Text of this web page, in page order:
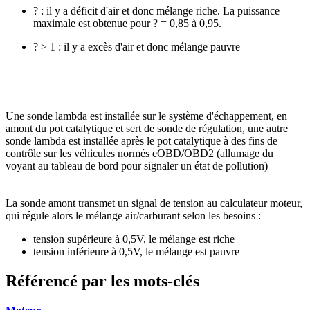
? : il y a déficit d'air et donc mélange riche. La puissance
maximale est obtenue pour ? = 0,85 à 0,95.
? > 1 : il y a excès d'air et donc mélange pauvre
Une sonde lambda est installée sur le système d'échappement, en
amont du pot catalytique et sert de sonde de régulation, une autre
sonde lambda est installée après le pot catalytique à des fins de
contrôle sur les véhicules normés eOBD/OBD2 (allumage du
voyant au tableau de bord pour signaler un état de pollution)
La sonde amont transmet un signal de tension au calculateur moteur,
qui régule alors le mélange air/carburant selon les besoins :
tension supérieure à 0,5V, le mélange est riche
tension inférieure à 0,5V, le mélange est pauvre
Référencé par les mots-clés